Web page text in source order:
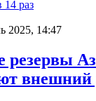
2025, 14:47
внешний